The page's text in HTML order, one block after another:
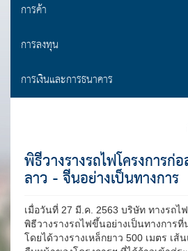
การค้า
การลงทุน
การเงินและการธนาคาร
พิธีวางรางรถไฟโครงการก่
ลาว - จีนอย่างเป็นทางการ
เมื่อวันที่ 27 มี.ค. 2563 บริษัท ทางรถไ
พิธีวางรางรถไฟขึ้นอย่างเป็นทางการ
โดยได้วางรางเหล็กยาว 500 เมตร เส้